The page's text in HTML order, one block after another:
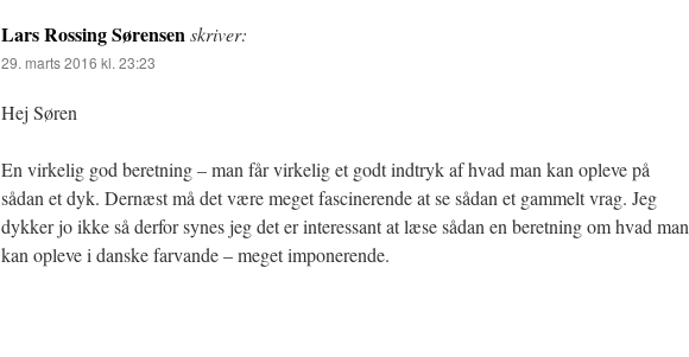
Lars Rossing Sørensenskriver:
29. marts 2016 kl. 23:23
Hej Søren
En virkelig god beretning – man får virkelig et godt indtryk af hvad man kan opleve på
sådan et dyk. Dernæst må det være meget fascinerende at se sådan et gammelt vrag. Jeg
dykker jo ikke så derfor synes jeg det er interessant at læse sådan en beretning om hvad man
kan opleve i danske farvande – meget imponerende.